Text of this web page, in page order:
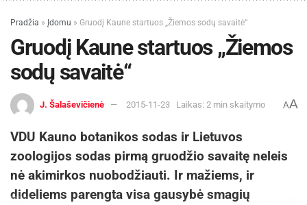
Pradžia » Įdomu » Gruodį Kaune startuos „Žiemos sodų savaitė“
Gruodį Kaune startuos „Žiemos
sodų savaitė“
J. Šalaševičienė 2015-11-23 Laikas: 2 min skaitymo AA
VDU Kauno botanikos sodas ir Lietuvos
zoologijos sodas pirmą gruodžio savaitę neleis
nė akimirkos nuobodžiauti. Ir mažiems, ir
dideliems parengta visa gausybė smagių